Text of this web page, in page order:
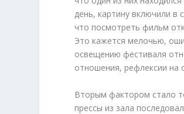
день, картину включили в
что посмотреть фильм
Это кажется мелочью,
освещению фестиваля
отношения, рефлексии на
Вторым фактором стало
прессы из зала